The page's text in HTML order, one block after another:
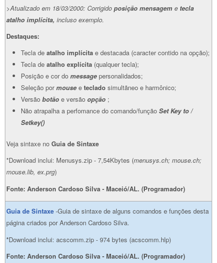
>Atualizado em 18/03/2000: Corrigido posição mensagem e tecla
atalho implícita, incluso exemplo.
Destaques:
Tecla de atalho implícita e destacada (caracter contido na opção);
Tecla de atalho explícita (qualquer tecla);
Posição e cor do message personalidados;
Seleção pormouse e teclado simultãneo e harmônico;
Versão botão e versão opção ;
Não atrapalha a perfomance do comando/função Set Key to /
Setkey()
Veja sintaxe no Guia de Sintaxe
*Download inclui: Menusys.zip - 7,54Kbytes (menusys.ch; mouse.ch;
mouse.lib, ex.prg)
Fonte: Anderson Cardoso Silva - Maceió/AL. (Programador)
Guia de Sintaxe -Guia de sintaxe de alguns comandos e funções desta
página criados por Anderson Cardoso Silva.
*Download inclui: acscomm.zip - 974 bytes (acscomm.hlp)
Fonte: Anderson Cardoso Silva - Maceió/AL. (Programador)